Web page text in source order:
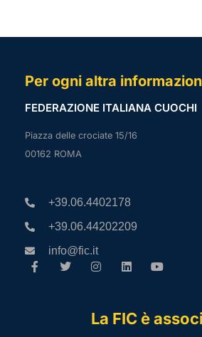
Per ogni altra
FEDERAZIONE ITALIANA CUOCHI
Piazza delle crociate 15/16
00162 ROMA
+39.06.4402178
+39.06.44202209
info@fic.it
La FIC è